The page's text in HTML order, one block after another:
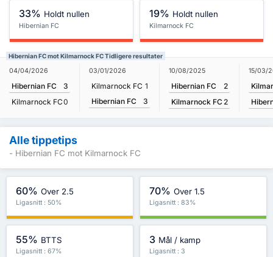
33% Holdt nullen
Hibernian FC
19% Holdt nullen
Kilmarnock FC
Hibernian FC mot Kilmarnock FC Tidligere resultater
04/04/2026
Hibernian FC
3
Kilmarnock FC0
03/01/2026
Kilmarnock FC 1
Hibernian FC
3
10/08/2025
Hibernian FC
2
Kilmarnock FC 2
15/03/
Alle tippetips
- Hibernian FC mot Kilmarnock FC
60% Over 2.5
Ligasnitt : 50%
70% Over 1.5
Ligasnitt : 83%
55% BTTS
Ligasnitt : 67%
3 Mål / kamp
Ligasnitt : 3